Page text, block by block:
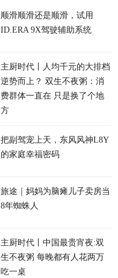
顺滑顺滑还是顺滑，试用
ID.ERA 9X驾驶辅助系统
主厨时代丨人均千元的大排档
逆势而上？ 双生不夜粥：消
费群体一直在 只是换了个地
方
把副驾宠上天，东风风神L8Y
的家庭幸福密码
旅途｜妈妈为脑瘫儿子卖房当
8年蜘蛛人
主厨时代丨中国最贵宵夜:双
生不夜粥 每晚都有人花两万
吃一桌